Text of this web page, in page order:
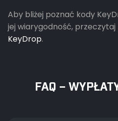
Aby bliżej poznać kody
jej wiarygodność, przeczytaj
KeyDrop.
FAQ –